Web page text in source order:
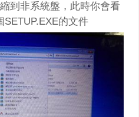
到非系統盤，此時你會看
的文件